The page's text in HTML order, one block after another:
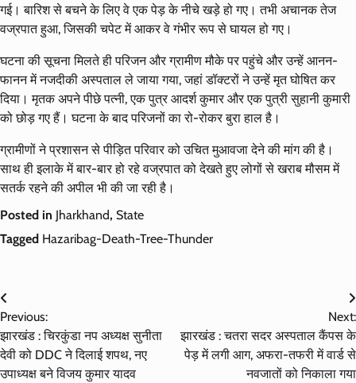
गई। बारिश से बचने के लिए वे एक पेड़ के नीचे खड़े हो गए। तभी अचानक तेज
वज्रपात हुआ, जिसकी चपेट में आकर वे गंभीर रूप से घायल हो गए।
घटना की सूचना मिलते ही परिजन और ग्रामीण मौके पर पहुंचे और उन्हें आनन-
फानन में नजदीकी अस्पताल ले जाया गया, जहां डॉक्टरों ने उन्हें मृत घोषित कर
दिया। मृतक अपने पीछे पत्नी, एक पुत्र आदर्श कुमार और एक पुत्री सुहानी कुमारी
को छोड़ गए हैं। घटना के बाद परिजनों का रो-रोकर बुरा हाल है।
ग्रामीणों ने प्रशासन से पीड़ित परिवार को उचित मुआवजा देने की मांग की है।
साथ ही इलाके में बार-बार हो रहे वज्रपात को देखते हुए लोगों से खराब मौसम में
सतर्क रहने की अपील भी की जा रही है।
Posted in Jharkhand, State
Tagged Hazaribag-Death-Tree-Thunder
Post
navigation
Previous:
झारखंड : चिरकुंडा नप अध्यक्ष सुनीता
देवी को DDC ने दिलाई शपथ, नए
उपाध्यक्ष बने विजय कुमार यादव
Next:
झारखंड : चतरा सदर अस्पताल कैंपस के
पेड़ में लगी आग, अफरा-तफरी में वार्ड से
नवजातों को निकाला गया